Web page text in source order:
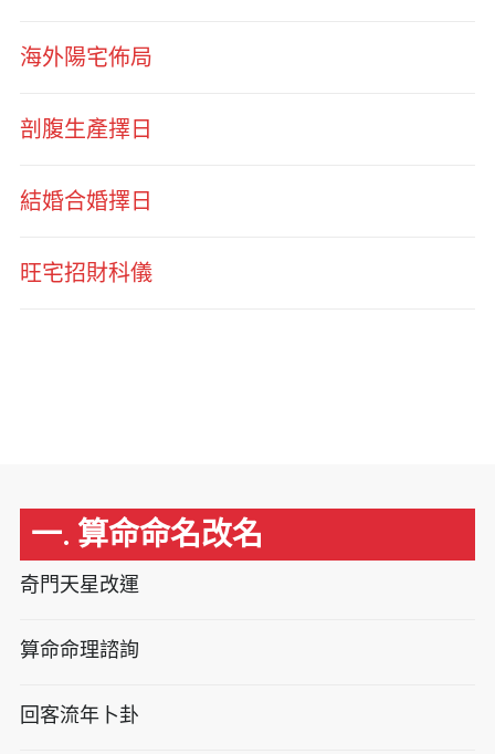
海外陽宅佈局
剖腹生產擇日
結婚合婚擇日
旺宅招財科儀
一. 算命命名改名
奇門天星改運
算命命理諮詢
回客流年卜卦